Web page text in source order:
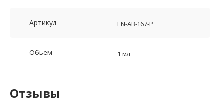
Артикул EN-AB-167-P
Обьем 1 мл
Отзывы